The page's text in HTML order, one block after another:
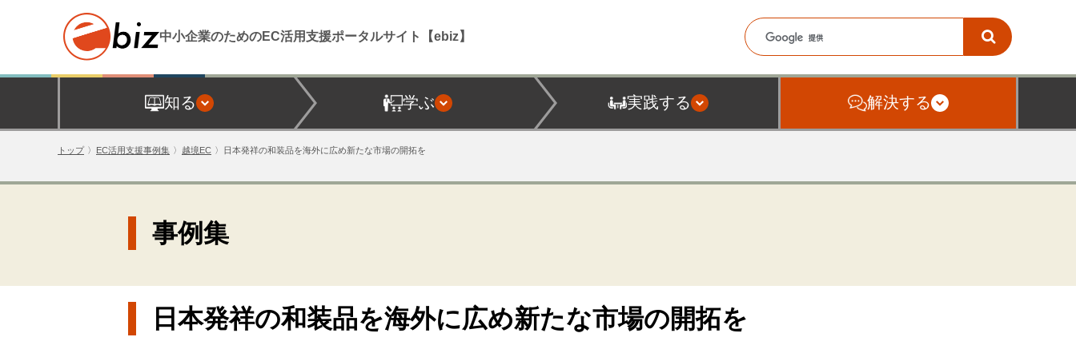
中小企業のためのEC活用支援ポータルサイト【ebiz】
知る 学ぶ 実践する 解決する
トップ EC活用支援事例集 越境EC 日本発祥の和装品を海外に広め新たな市場の開拓を
事例集
日本発祥の和装品を海外に広め新たな市場の開拓を